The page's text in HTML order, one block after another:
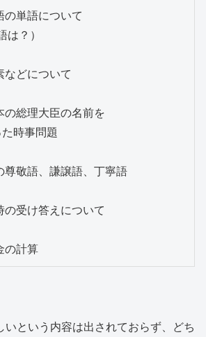
の単語について
？）
どについて
の総理大臣の名前を
時事問題
尊敬語、謙譲語、丁寧語
受け答えについて
の計算
いという内容は出されておらず、どち